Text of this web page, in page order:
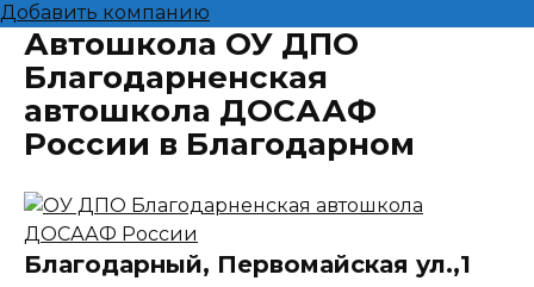
Добавить компанию
Автошкола ОУ ДПО
Благодарненская
автошкола ДОСААФ
России в Благодарном
Благодарный, Первомайская ул.,1